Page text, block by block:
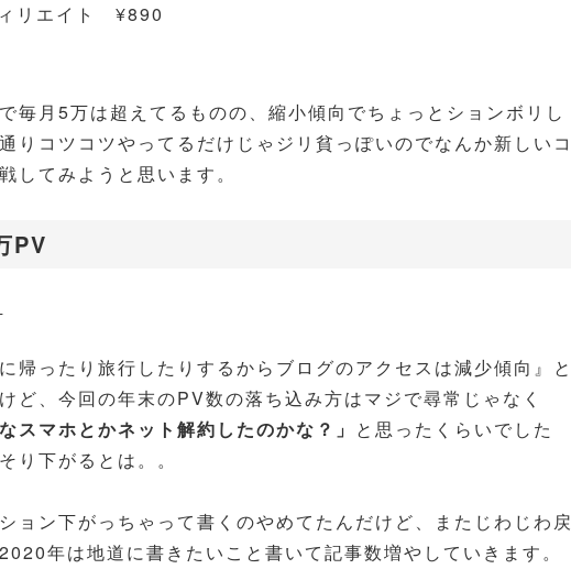
リエイト ¥890
毎月5万は超えてるものの、縮小傾向でちょっとションボリし
りコツコツやってるだけじゃジリ貧っぽいのでなんか新しいコ
してみようと思います。
PV
帰ったり旅行したりするからブログのアクセスは減少傾向』と
ど、今回の年末のPV数の落ち込み方はマジで尋常じゃなく
スマホとかネット解約したのかな？」 と思ったくらいでした
り下がるとは。。
ョン下がっちゃって書くのやめてたんだけど、またじわじわ戻
年は地道に書きたいこと書いて記事数増やしていきます。